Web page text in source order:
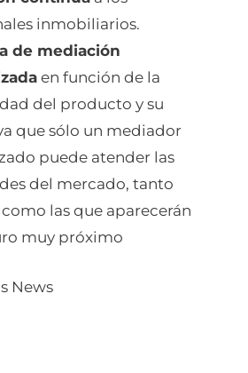
inmobiliarios.
de mediación
en función de la
del producto y su
que sólo un mediador
puede atender las
del mercado, tanto
las que aparecerán
muy próximo
News